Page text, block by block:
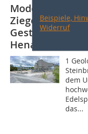
Beispiele,
Widerruf
Moderne
Ziegelindustrie
Gesteinsfüller
Henau
1
dem
das...